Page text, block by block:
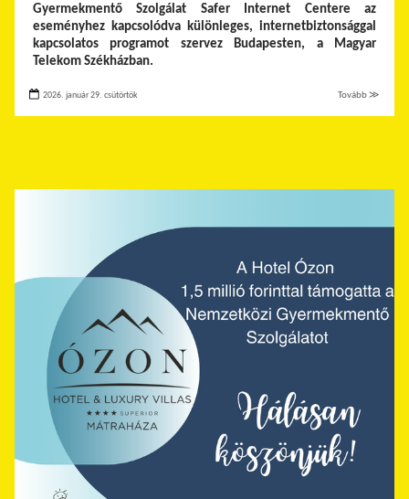
Gyermekmentő Szolgálat Safer Internet Centere az
eseményhez kapcsolódva különleges, internetbiztonsággal
kapcsolatos programot szervez Budapesten, a Magyar
Telekom Székházban.
2026. január 29. csütörtök Tovább ≫